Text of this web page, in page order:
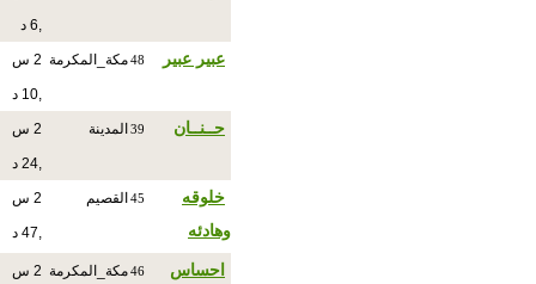
,6 د
عبير عبير 48مكة_المكرمة 2 س
,10 د
حــنــان 39 المدينة 2 س
,24 د
خلوقه
وهادئه
45 القصيم 2 س
,47 د
احساس
46مكة_المكرمة 2 س